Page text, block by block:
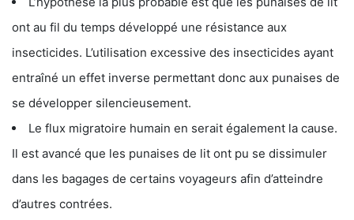
ont au fil du temps développé une résistance aux
insecticides. L’utilisation excessive des insecticides ayant
entraîné un effet inverse permettant donc aux punaises de
se développer silencieusement.
Le flux migratoire humain en serait également la cause.
Il est avancé que les punaises de lit ont pu se dissimuler
dans les bagages de certains voyageurs afin d’atteindre
d’autres contrées.